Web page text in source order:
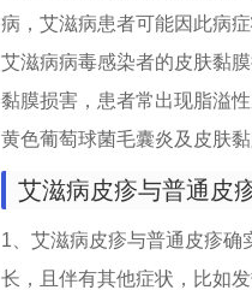
病，艾滋病患者可能因此病症
艾滋病病毒感染者的皮肤黏
黏膜损害，患者常出现脂溢
黄色葡萄球菌毛囊炎及皮肤黏
艾滋病皮疹与普通皮
1、艾滋病皮疹与普通皮疹确
长，且伴有其他症状，比如